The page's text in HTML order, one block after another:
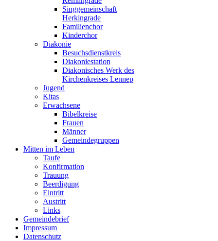
Singgemeinschaft
Herkingrade
Familienchor
Kinderchor
Diakonie
Besuchsdienstkreis
Diakoniestation
Diakonisches Werk des
Kirchenkreises Lennep
Jugend
Kitas
Erwachsene
Bibelkreise
Frauen
Männer
Gemeindegruppen
Mitten im Leben
Taufe
Konfirmation
Trauung
Beerdigung
Eintritt
Austritt
Links
Gemeindebrief
Impressum
Datenschutz